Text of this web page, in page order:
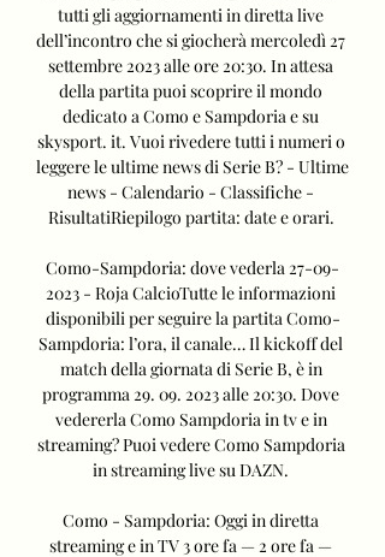
tutti gli aggiornamenti in diretta live
dell’incontro che si giocherà mercoledì 27
settembre 2023 alle ore 20:30. In attesa
della partita puoi scoprire il mondo
dedicato a Como e Sampdoria e su
skysport. it. Vuoi rivedere tutti i numeri o
leggere le ultime news di Serie B? - Ultime
news - Calendario - Classifiche -
RisultatiRiepilogo partita: date e orari.
Como-Sampdoria: dove vederla 27-09-
2023 - Roja CalcioTutte le informazioni
disponibili per seguire la partita Como-
Sampdoria: l’ora, il canale… Il kickoff del
match della giornata di Serie B, è in
programma 29. 09. 2023 alle 20:30. Dove
vedererla Como Sampdoria in tv e in
streaming? Puoi vedere Como Sampdoria
in streaming live su DAZN.
Como - Sampdoria: Oggi in diretta
streaming e in TV 3 ore fa — 2 ore fa —